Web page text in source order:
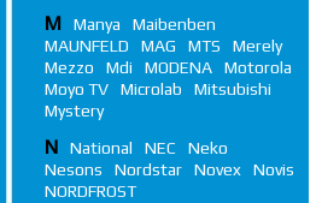
M Manya
Maibenben
MAUNFELD
MAG MTS
Merely
Mezzo
Mdi MODENA
Motorola
Moyo TV
Microlab
Mitsubishi
Mystery
N National NEC
Neko
Nesons
Nordstar Novex
Novis
NORDFROST